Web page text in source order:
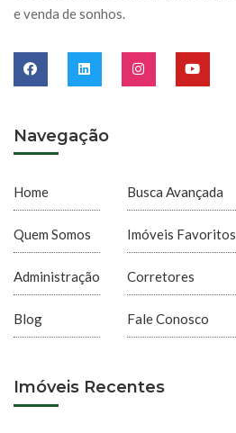
e venda de sonhos.
Navegação
Home
Quem Somos
Administração
Blog
Busca Avançada
Imóveis Favoritos
Corretores
Fale Conosco
Imóveis Recentes